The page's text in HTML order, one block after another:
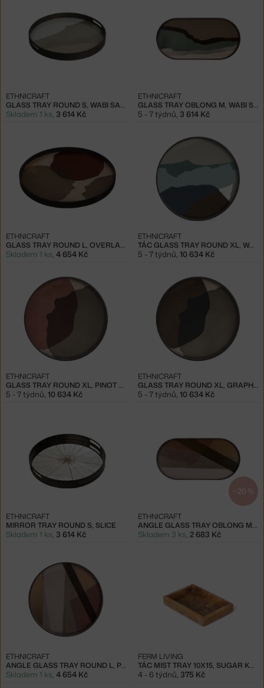
GLASS TRAY ROUND S, WABI SABI
ETHNICRAFT
Skladem 1 ks, 3 614 Kč
GLASS TRAY OBLONG M, WABI SABI
ETHNICRAFT
5 - 7 týdnů, 3 614 Kč
GLASS TRAY ROUND L, OVERLAPPING DOTS
ETHNICRAFT
Skladem 1 ks, 4 654 Kč
TÁC GLASS TRAY ROUND XL, WABI SABI
ETHNICRAFT
5 - 7 týdnů, 10 634 Kč
GLASS TRAY ROUND XL, PINOT COMBINED DOT
ETHNICRAFT
5 - 7 týdnů, 10 634 Kč
GLASS TRAY ROUND XL, GRAPHITE COMBINED DOTS
ETHNICRAFT
5 - 7 týdnů, 10 634 Kč
MIRROR TRAY ROUND S, SLICE
ETHNICRAFT
Skladem 1 ks, 3 614 Kč
−20 %
ANGLE GLASS TRAY OBLONG M, PINOT
ETHNICRAFT
Skladem 3 ks, 2 683 Kč
ANGLE GLASS TRAY ROUND L, PINOT
ETHNICRAFT
Skladem 1 ks, 4 654 Kč
TÁC MIST TRAY 10X15, SUGAR KELP
FERM LIVING
4 - 6 týdnů, 375 Kč